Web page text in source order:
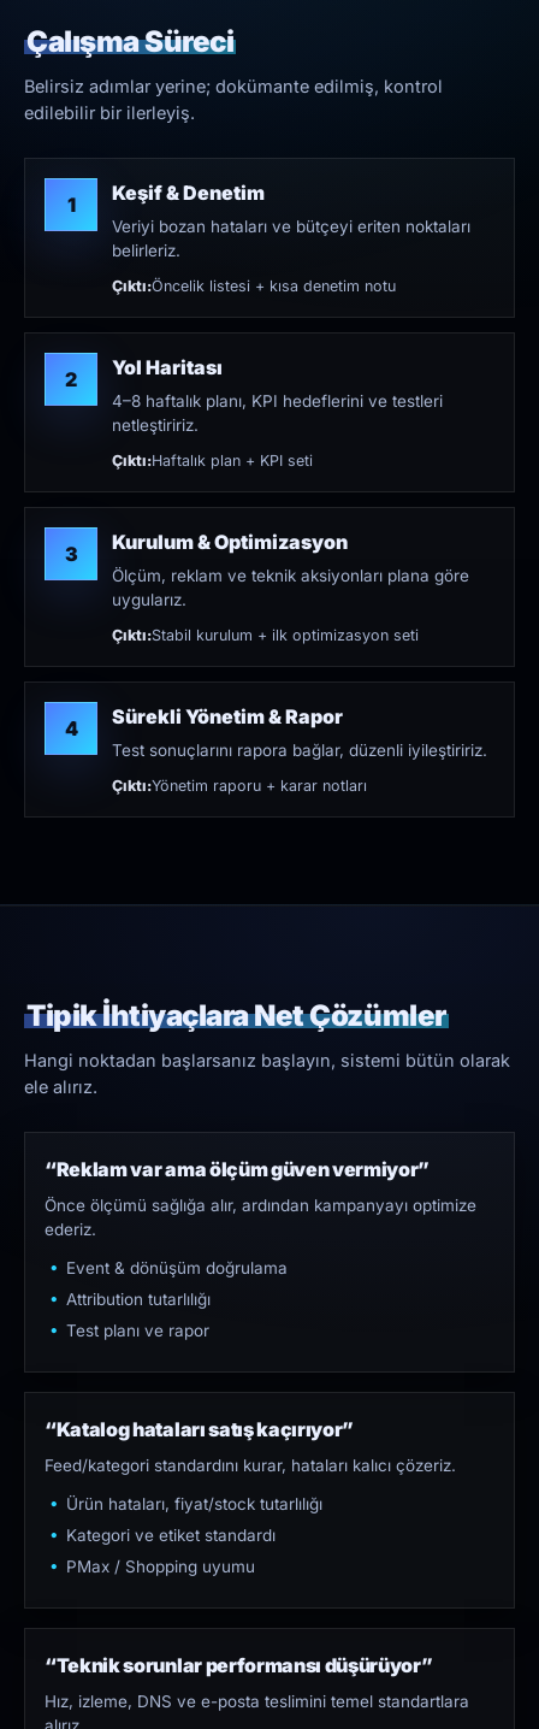
Çalışma Süreci
Belirsiz adımlar yerine; dokümante edilmiş, kontrol
edilebilir bir ilerleyiş.
1 Keşif & Denetim
Veriyi bozan hataları ve bütçeyi eriten noktaları
belirleriz.
Çıktı:Öncelik listesi + kısa denetim notu
2 Yol Haritası
4–8 haftalık planı, KPI hedeflerini ve testleri
netleştiririz.
Çıktı:Haftalık plan + KPI seti
3 Kurulum & Optimizasyon
Ölçüm, reklam ve teknik aksiyonları plana göre
uygularız.
Çıktı:Stabil kurulum + ilk optimizasyon seti
4 Sürekli Yönetim & Rapor
Test sonuçlarını rapora bağlar, düzenli iyileştiririz.
Çıktı:Yönetim raporu + karar notları
Tipik İhtiyaçlara Net Çözümler
Hangi noktadan başlarsanız başlayın, sistemi bütün olarak
ele alırız.
“Reklam var ama ölçüm güven vermiyor”
Önce ölçümü sağlığa alır, ardından kampanyayı optimize
ederiz.
Event & dönüşüm doğrulama
Attribution tutarlılığı
Test planı ve rapor
“Katalog hataları satış kaçırıyor”
Feed/kategori standardını kurar, hataları kalıcı çözeriz.
Ürün hataları, fiyat/stock tutarlılığı
Kategori ve etiket standardı
PMax / Shopping uyumu
“Teknik sorunlar performansı düşürüyor”
Hız, izleme, DNS ve e-posta teslimini temel standartlara